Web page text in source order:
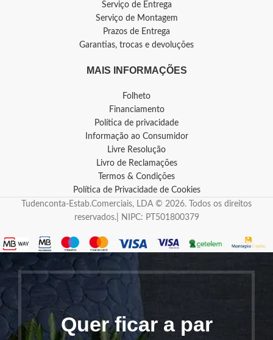
Serviço de Entrega
Serviço de Montagem
Prazos de Entrega
Garantias, trocas e devoluções
MAIS INFORMAÇÕES
Folheto
Financiamento
Política de privacidade
Informação ao Consumidor
Livre Resolução
Livro de Reclamações
Termos & Condições
Política de Privacidade de Cookies
Tudenconta-Estab.Comerciais, LDA © 2026. Todos os direitos
reservados.| NIPC: PT501800379
Quer ficar a par